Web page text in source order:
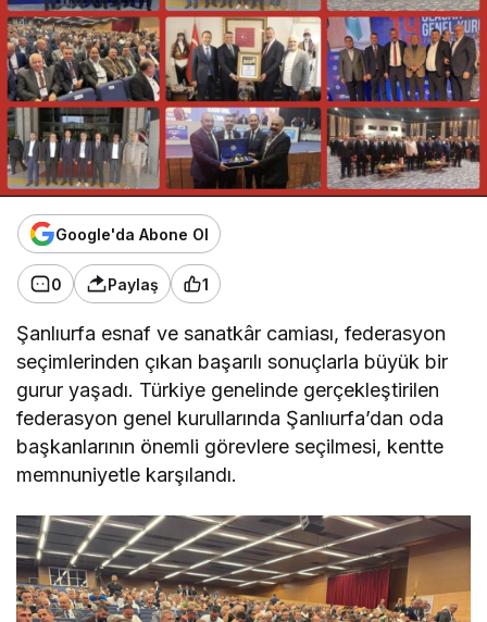
Google'da Abone Ol
0 Paylaş 1
Şanlıurfa esnaf ve sanatkâr camiası, federasyon
seçimlerinden çıkan başarılı sonuçlarla büyük bir
gurur yaşadı. Türkiye genelinde gerçekleştirilen
federasyon genel kurullarında Şanlıurfa’dan oda
başkanlarının önemli görevlere seçilmesi, kentte
memnuniyetle karşılandı.